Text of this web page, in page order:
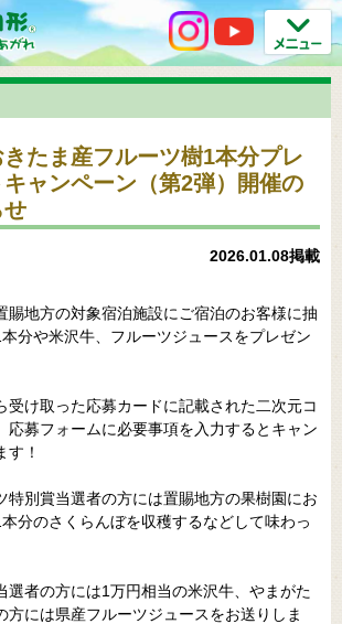
たま産フルーツ樹1本分プレ
ャンペーン（第2弾）開催の
せ
2026.01.08掲載
賜地方の対象宿泊施設にご宿泊のお客様に抽
分や米沢牛、フルーツジュースをプレゼン
受け取った応募カードに記載された二次元コ
応募フォームに必要事項を入力するとキャン
す！
特別賞当選者の方には置賜地方の果樹園にお
分のさくらんぼを収穫するなどして味わっ
選者の方には1万円相当の米沢牛、やまがた
方には県産フルーツジュースをお送りしま